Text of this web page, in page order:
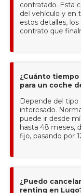
contratado. Esta
del vehículo y en
estos detalles,
contrato que
¿Cuánto
para un coche
Depende del
interesado.
puede ir desde
hasta 48 meses,
fijo, pasando por
¿Puedo
renting en